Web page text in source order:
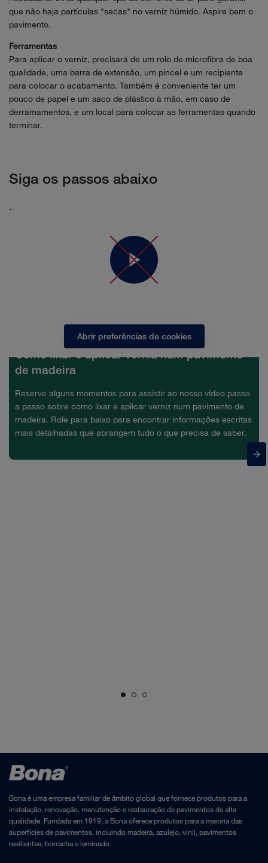
que não haja partículas "secas" no verniz húmido. Aspire bem o
pavimento.
Ferramentas
Para aplicar o verniz, precisará de um rolo de microfibra de boa
qualidade, uma barra de extensão, um pincel e um recipiente
para colocar o acabamento. Também é conveniente ter um
pouco de papel e um saco de plástico à mão, em caso de
derramamentos, e um local para colocar as ferramentas quando
terminar.
Siga os passos abaixo
.
Como lixar e aplicar verniz num pavimento
de madeira
Reserve alguns momentos para assistir ao nosso vídeo passo
a passo sobre como lixar e aplicar verniz num pavimento de
madeira. Role para baixo para encontrar informações escritas
mais detalhadas que abrangem tudo o que precisa de saber.
Abrir preferências de cookies
Bona é uma empresa familiar de âmbito global que fornece produtos para a
instalação, renovação, manutenção e restauração de pavimentos de alta
qualidade. Fundada em 1919, a Bona oferece produtos para a maioria das
superfícies de pavimentos, incluindo madeira, azulejo, vinil, pavimentos
resilientes, borracha e laminado.